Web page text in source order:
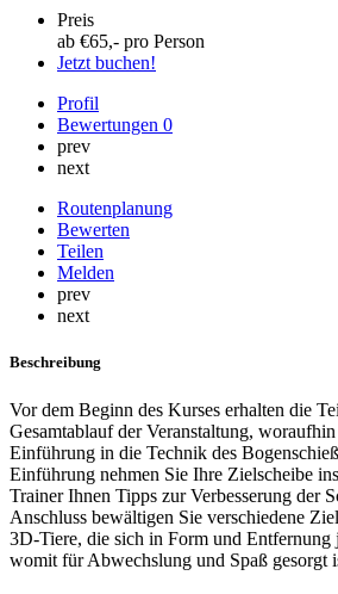
Preis
ab €65,- pro Person
Jetzt buchen!
Profil
Bewertungen 0
prev
next
Routenplanung
Bewerten
Teilen
Melden
prev
next
Beschreibung
Vor dem Beginn des Kurses erhalten die
Gesamtablauf der Veranstaltung,
Einführung in die Technik des
Einführung nehmen Sie Ihre Zielscheibe
Trainer Ihnen Tipps zur Verbesserung der
Anschluss bewältigen Sie verschiedene
3D-Tiere, die sich in Form und Entfernung
womit für Abwechslung und Spaß gesorgt